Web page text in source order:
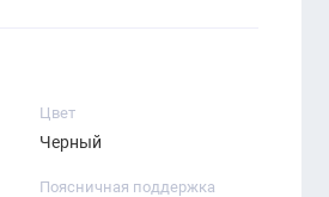
Цвет
Черный
Поясничная поддержка